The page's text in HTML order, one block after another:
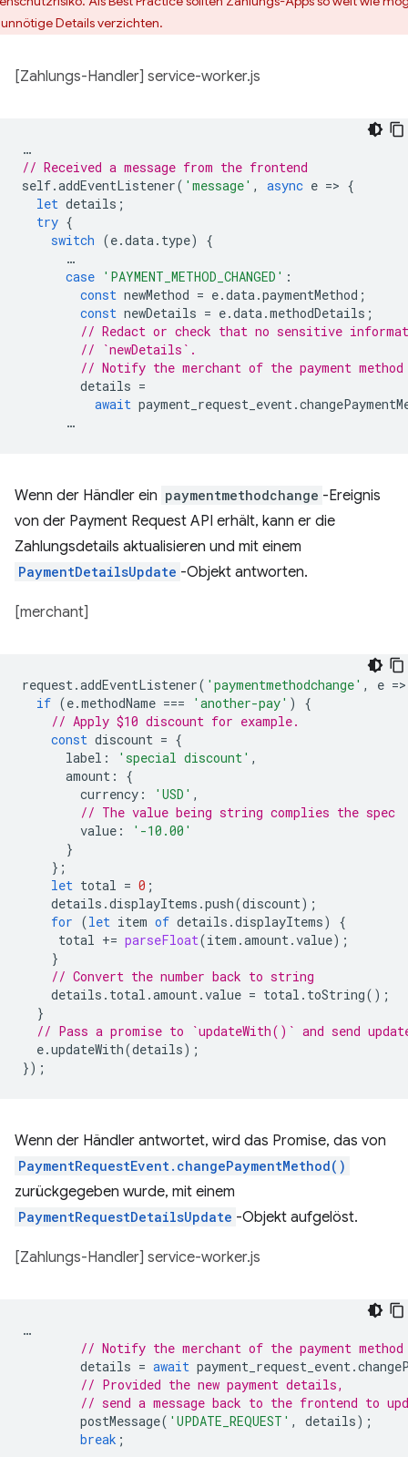
Details verzichten.
[Zahlungs-Handler] service-worker.js
…
// Received a message from the frontend
self.addEventListener( 'message' , async e => {
let details ;
try {
switch (e.data. type)
{
…
case 'PAYMENT_METHOD_CHANGED' :
const newMethod = e.data.paymentMethod ;
const newDetails = e.data.methodDetails ;
// Redact or check that no sensitive
// `newDetails`.
// Notify the merchant of the payment method
details =
await payment_request_event.
…
Wenn der Händler ein paymentmethodchange -Ereignis
von der Payment Request API erhält, kann er die
Zahlungsdetails aktualisieren und mit einem
PaymentDetailsUpdate -Objekt antworten.
[merchant]
request.addEventListener( 'paymentmethodchange' , e =>
if (e.methodName === 'another-pay' )
{
// Apply $10 discount for example.
const discount = {
label : 'special discount' ,
amount :
{
currency : 'USD' ,
// The value being string complies the spec
value :
'-10.00'
}
};
let total = 0 ;
details .displayItems .push(discount);
for (let item of details .displayItems)
{
total += parseFloat(item .amount.value);
}
// Convert the number back to string
details . total .amount.value = total . toString();
}
// Pass a promise to `updateWith()` and send
e.updateWith(details);
});
Wenn der Händler antwortet, wird das Promise, das von
PaymentRequestEvent.changePaymentMethod()
zurückgegeben wurde, mit einem
PaymentRequestDetailsUpdate -Objekt aufgelöst.
[Zahlungs-Handler] service-worker.js
…
// Notify the merchant of the payment method
details = await payment_request_event.
// Provided the new payment details,
// send a message back to the frontend to
postMessage( 'UPDATE_REQUEST' , details);
break ;